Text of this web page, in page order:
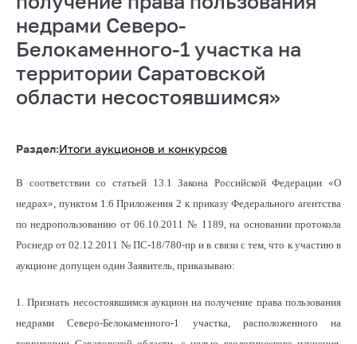
недрами Северо-
Белокаменного-1 участка на
территории Саратовской
области несостоявшимся»
Раздел:Итоги аукционов и конкурсов
В соответствии со статьей 13.1 Закона Российской Федерации «О
недрах», пунктом 1.6 Приложения 2 к приказу Федерального агентства
по недропользованию от 06.10.2011 № 1189, на основании протокола
Роснедр от 02.12.2011 № ПС-18/780-пр и в связи с тем, что к участию в
аукционе допущен один Заявитель, приказываю:
1. Признать несостоявшимся аукцион на получение права пользования
недрами Северо-Белокаменного-1 участка, расположенного на